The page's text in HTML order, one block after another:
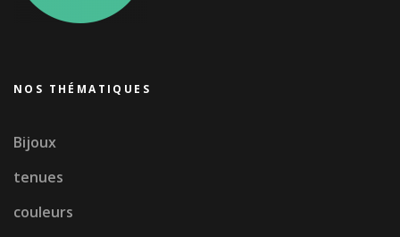
NOS THÉMATIQUES
Bijoux
tenues
couleurs